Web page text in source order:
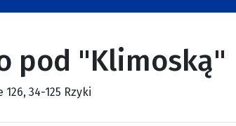
pod "Klimoską"
126, 34-125 Rzyki